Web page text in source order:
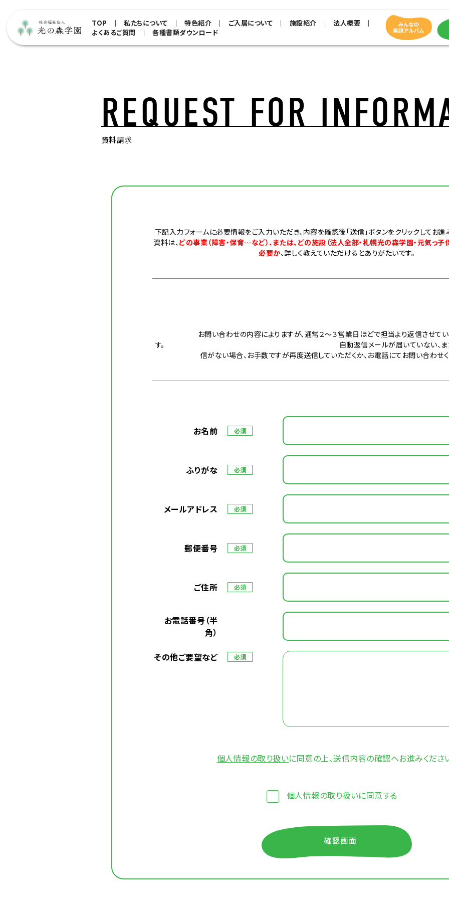
TOP 私たちについて 特色紹介 ご入居について 施設紹介
法人概要
よくあるご質問
各種書類ダウンロード
REQUEST FOR
資料請求
下記入力フォームに必要情報をご入力いただき、内容を確認後「送信」ボタンをクリッ
資料は、どの事業（障害・保育…など）、または、どの施設（法人全部・札幌光の森学園・元気っ
必要か、詳しく教えていただけるとありがたいです。
お問い合わせの内容によりますが、通常２〜３営業日ほどで担当より返信させて
す。 自動返信メールが届いていない、または送信
信がない場合、お手数ですが再度送信していただくか、お電話にてお問い合わせく
お名前 必須
ふりがな 必須
メールアドレス 必須
郵便番号 必須
ご住所 必須
お電話番号（半
角）
その他ご要望など 必須
個人情報の取り扱いに同意の上、送信内容の確認へお進みくださ
個人情報の取り扱いに同意する